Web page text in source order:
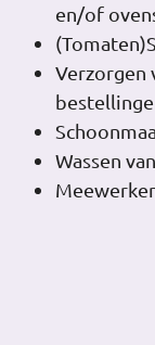
en/of
Verzorgen
Wassen